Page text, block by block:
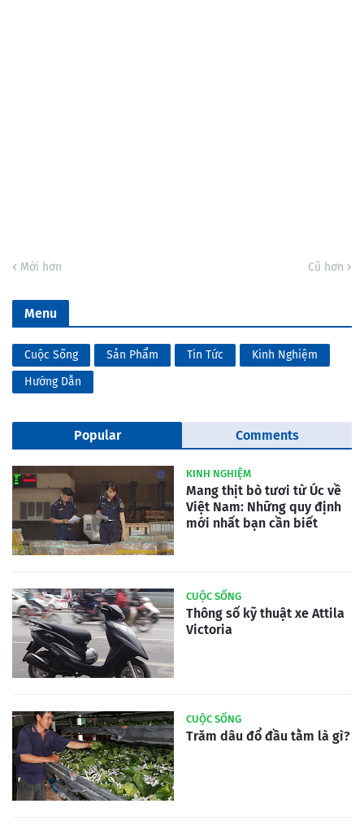
Mới hơn Cũ hơn
Menu
Cuộc Sống Sản Phẩm Tin Tức
Kinh Nghiệm
Hướng Dẫn
Popular Comments
KINH NGHIỆM
Mang thịt bò tươi từ Úc về
Việt Nam: Những quy định
mới nhất bạn cần biết
CUỘC SỐNG
Thông số kỹ thuật xe Attila
Victoria
CUỘC SỐNG
Trăm dâu đổ đầu tằm là gì?